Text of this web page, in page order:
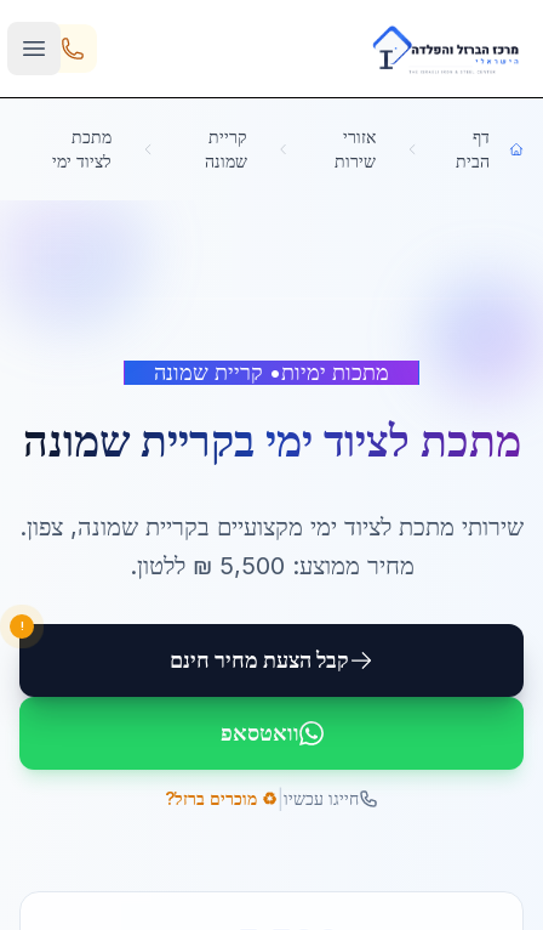
Skip to main content
דף
הבית
אזורי
שירות
קריית
שמונה
מתכת
לציוד ימי
מתכות ימיות• קריית שמונה
מתכת לציוד ימי בקריית שמונה
שירותי מתכת לציוד ימי מקצועיים בקריית שמונה, צפון.
מחיר ממוצע: 5,500 ₪ ללטון.
קבל הצעת מחיר חינם
!
וואטסאפ
חייגו עכשיו ♻️ מוכרים ברזל?